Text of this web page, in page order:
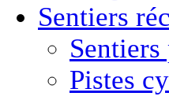
Sentiers
Sentiers
Pistes